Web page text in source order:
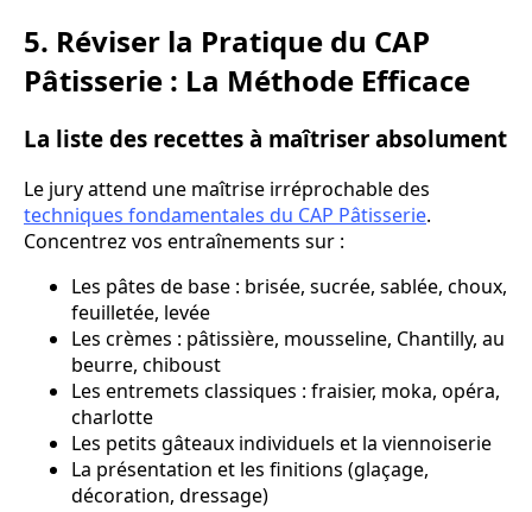
5. Réviser la Pratique du CAP
Pâtisserie : La Méthode Efficace
La liste des recettes à maîtriser absolument
Le jury attend une maîtrise irréprochable des
techniques fondamentales du CAP Pâtisserie.
Concentrez vos entraînements sur :
Les pâtes de base : brisée, sucrée, sablée, choux,
feuilletée, levée
Les crèmes : pâtissière, mousseline, Chantilly, au
beurre, chiboust
Les entremets classiques : fraisier, moka, opéra,
charlotte
Les petits gâteaux individuels et la viennoiserie
La présentation et les finitions (glaçage,
décoration, dressage)